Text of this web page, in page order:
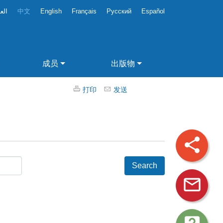
中文 English Français Русский Español
成员 出版物
打印 发送
share
mail